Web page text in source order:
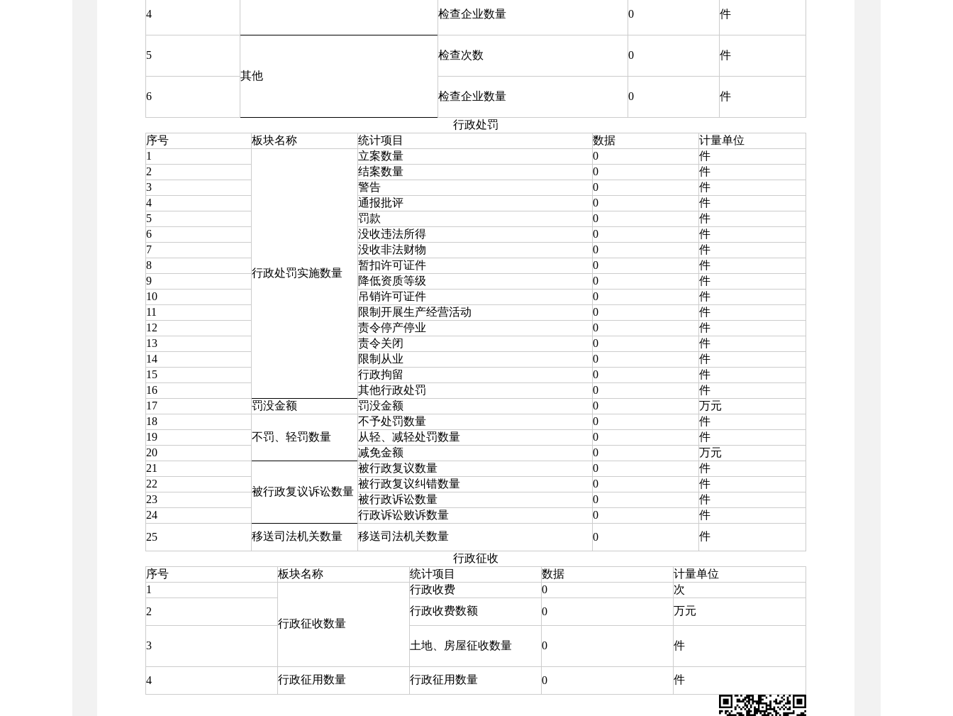
4 检查企业数量 0 件
5
其他
检查次数 0 件
6 检查企业数量 0 件
行政处罚
序号
板块名称 统计项目 数据
计量单位
1
行政处罚实施数量
立案数量 0
件
2
结案数量 0
件
3
警告 0
件
4
通报批评 0
件
5
罚款 0
件
6
没收违法所得 0
件
7
没收非法财物 0
件
8
暂扣许可证件 0
件
9
降低资质等级 0
件
10
吊销许可证件 0
件
11
限制开展生产经营活动 0
件
12
责令停产停业 0
件
13
责令关闭 0
件
14
限制从业 0
件
15
行政拘留 0
件
16
其他行政处罚 0
件
17
罚没金额 罚没金额 0
万元
18
不罚、轻罚数量
不予处罚数量 0
件
19
从轻、减轻处罚数量 0
件
20
减免金额 0
万元
21
被行政复议诉讼数量
被行政复议数量 0
件
22
被行政复议纠错数量 0
件
23
被行政诉讼数量 0
件
24
行政诉讼败诉数量 0
件
25
移送司法机关数量 移送司法机关数量 0
件
行政征收
序号
板块名称 统计项目 数据
计量单位
1
行政征收数量
行政收费 0
次
2
行政收费数额 0 万元
3 土地、房屋征收数量 0 件
4 行政征用数量 行政征用数量 0 件